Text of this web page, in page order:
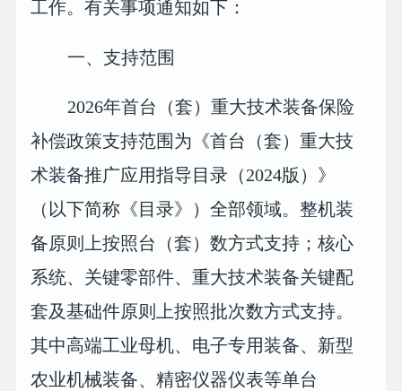
工作。有关事项通知如下：
一、支持范围
2026年首台（套）重大技术装备保险
补偿政策支持范围为《首台（套）重大技
术装备推广应用指导目录（2024版）》
（以下简称《目录》）全部领域。整机装
备原则上按照台（套）数方式支持；核心
系统、关键零部件、重大技术装备关键配
套及基础件原则上按照批次数方式支持。
其中高端工业母机、电子专用装备、新型
农业机械装备、精密仪器仪表等单台